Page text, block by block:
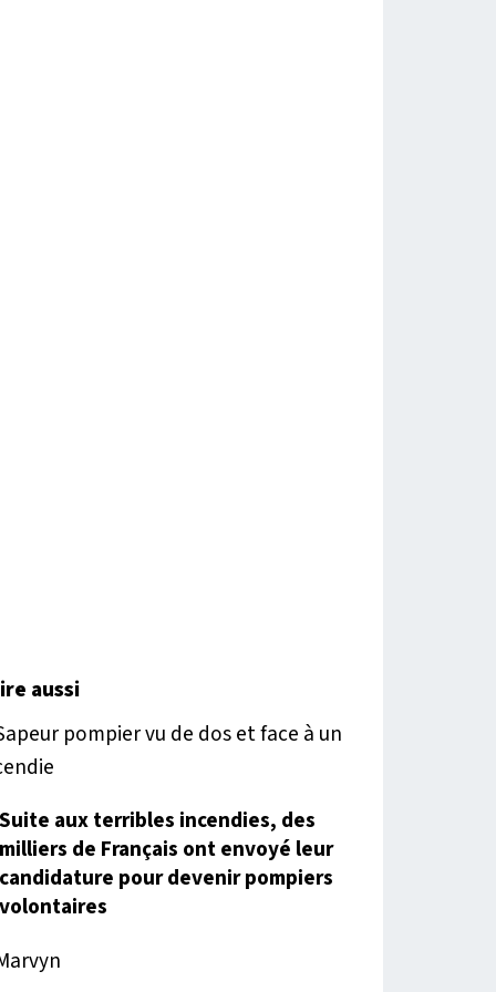
aussi
Suite aux terribles incendies, des
milliers de Français ont envoyé leur
candidature pour devenir pompiers
volontaires